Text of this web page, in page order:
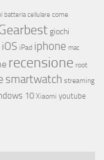
batteria cellulare come
giochi
iOS iPad iphone mac
recensione root
smartwatch streaming
10 Xiaomi youtube